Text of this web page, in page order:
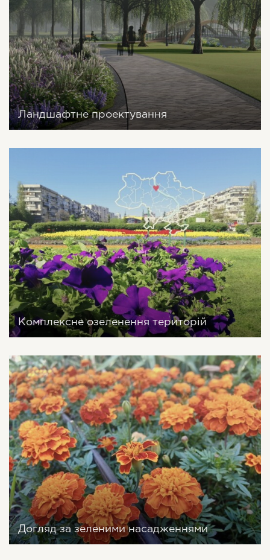
Ландшафтне проектування
Комплексне озеленення територій
Догляд за зеленими насадженнями